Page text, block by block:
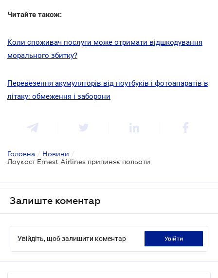
Читайте також:
Коли споживач послуги може отримати відшкодування
морального збитку?
Перевезення акумуляторів від ноутбуків і фотоапаратів в
літаку: обмеження і заборони
Головна / Новини /
Лоукост Ernest Airlines припиняє польоти
Залиште коментар
Увійдіть, щоб залишити коментар увійти